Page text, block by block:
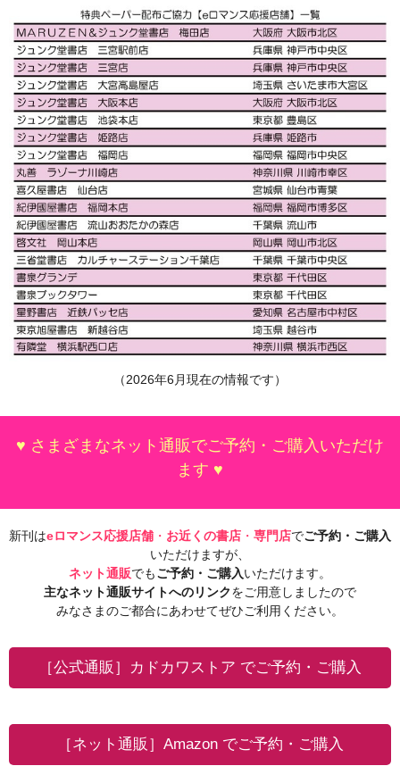
（2026年6月現在の情報です）
♥ さまざまなネット通販でご予約・ご購入いただけ
ます ♥
新刊はeロマンス応援店舗 ・ お近くの書店 ・ 専門店でご予約・ご購入
いただけますが、
ネット通販でもご予約・ご購入いただけます。
主なネット通販サイトへのリンクをご用意しましたので
みなさまのご都合にあわせてぜひご利用ください。
［公式通販］カドカワストア でご予約・ご購入
［ネット通販］Amazon でご予約・ご購入